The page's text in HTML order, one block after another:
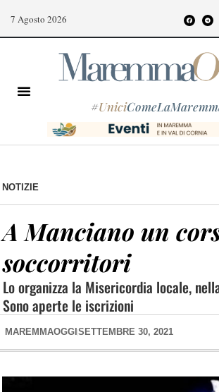
7 Agosto 2026
#Unici
NOTIZIE
A Manciano un
soccorritori
Lo organizza la Misericordia locale,
Sono aperte le iscrizioni
MAREMMAOGGI SETTEMBRE 30, 2021